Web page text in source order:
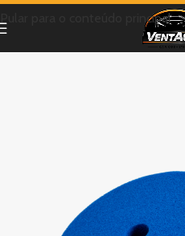
Pular para o conteúdo principal